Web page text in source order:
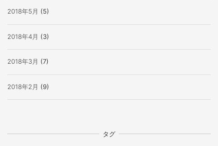
2018年5月 (5)
2018年4月 (3)
2018年3月 (7)
2018年2月 (9)
タグ